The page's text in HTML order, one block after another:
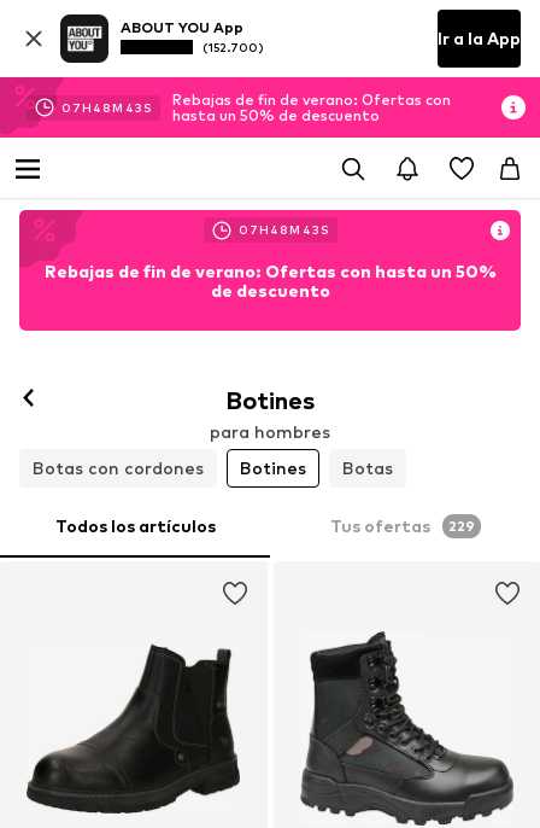
ABOUT YOU App
(152.700) Ir a la App
07H 48M 42 S
Rebajas de fin de verano: Ofertas con
hasta un 50% de descuento
07H 48M 42 S
Rebajas de fin de verano: Ofertas con hasta un 50%
de descuento
Botines
para hombres
Botas con cordones
Botines Botas
Todos los artículos Tus ofertas 229